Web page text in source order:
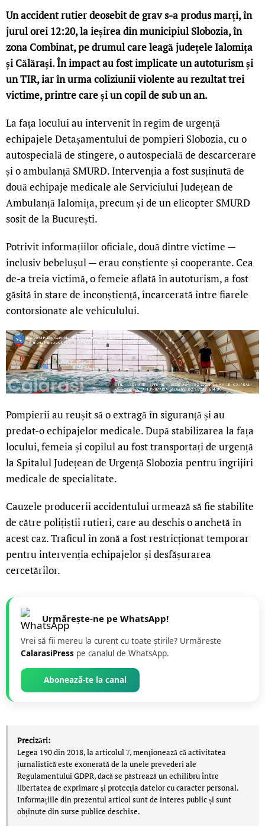
Un accident rutier deosebit de grav s-a produs marți, în
jurul orei 12:20, la ieșirea din municipiul Slobozia, în
zona Combinat, pe drumul care leagă județele Ialomița
și Călărași. În impact au fost implicate un autoturism și
un TIR, iar în urma coliziunii violente au rezultat trei
victime, printre care și un copil de sub un an.
La fața locului au intervenit în regim de urgență
echipajele Detașamentului de pompieri Slobozia, cu o
autospecială de stingere, o autospecială de descarcerare
și o ambulanță SMURD. Intervenția a fost susținută de
două echipaje medicale ale Serviciului Județean de
Ambulanță Ialomița, precum și de un elicopter SMURD
sosit de la București.
Potrivit informațiilor oficiale, două dintre victime —
inclusiv bebelușul — erau conștiente și cooperante. Cea
de-a treia victimă, o femeie aflată în autoturism, a fost
găsită în stare de inconștiență, încarcerată între fiarele
contorsionate ale vehiculului.
Pompierii au reușit să o extragă în siguranță și au
predat-o echipajelor medicale. După stabilizarea la fața
locului, femeia și copilul au fost transportați de urgență
la Spitalul Județean de Urgență Slobozia pentru îngrijiri
medicale de specialitate.
Cauzele producerii accidentului urmează să fie stabilite
de către polițiștii rutieri, care au deschis o anchetă în
acest caz. Traficul în zonă a fost restricționat temporar
pentru intervenția echipajelor și desfășurarea
cercetărilor.
Urmărește-ne pe WhatsApp!
Vrei să fii mereu la curent cu toate știrile? Urmăreste
CalarasiPress pe canalul de WhatsApp.
Abonează-te la canal
Precizări:
Legea 190 din 2018, la articolul 7, menţionează că activitatea
jurnalistică este exonerată de la unele prevederi ale
Regulamentului GDPR, dacă se păstrează un echilibru între
libertatea de exprimare şi protecţia datelor cu caracter personal.
Informațiile din prezentul articol sunt de interes public și sunt
obținute din surse publice deschise.